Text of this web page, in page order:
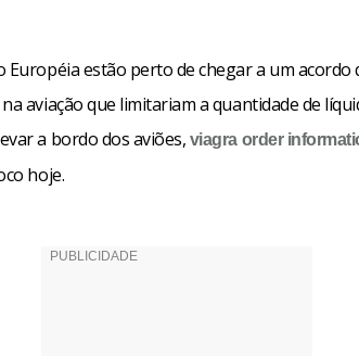
Européia estão perto de chegar a um acordo
aviação que limitariam a quantidade de
a bordo dos aviões, viagra order
hoje.